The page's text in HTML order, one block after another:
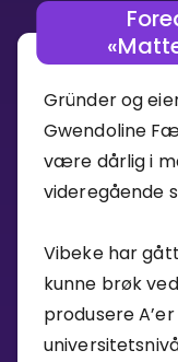
Vis mer
SPILL
Vis mer
Gründer og
Gwendoline
være dårlig i
videregående
Vibeke har
kunne brøk
produsere